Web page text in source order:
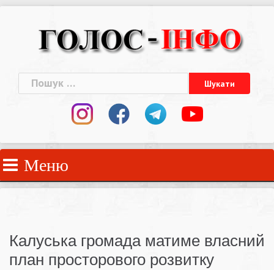
Пошук:
Меню
Калуська громада матиме власний
план просторового розвитку